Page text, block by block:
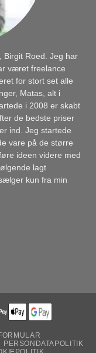
Birgit Roed. Jeg har
været freelance
for stort set alle
Matas, alt i
i 2008 er skabt
de bedste priser
ind. Jeg startede
vare på de større
ideen videre med
lagt
kun fra min
PERSONDATAPOLITIK